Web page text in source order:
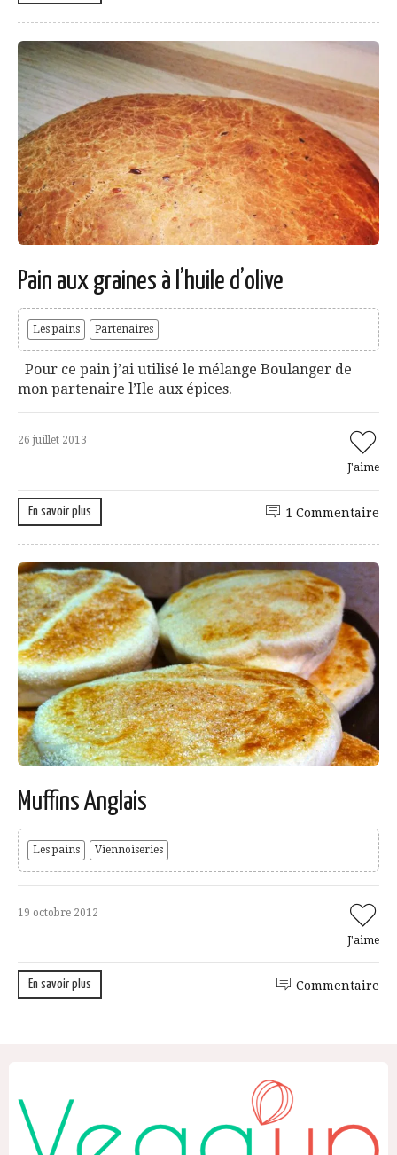
Pain aux graines à l’huile d’olive
Les pains Partenaires
Pour ce pain j’ai utilisé le mélange Boulanger de
mon partenaire l’Ile aux épices.
26 juillet 2013
J'aime
En savoir plus 1 Commentaire
Muffins Anglais
Les pains Viennoiseries
19 octobre 2012
J'aime
En savoir plus Commentaire